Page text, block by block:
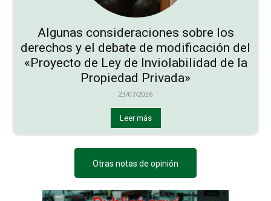
Algunas consideraciones sobre los
derechos y el debate de modificación del
«Proyecto de Ley de Inviolabilidad de la
Propiedad Privada»
23/07/2026
Leer más
Otras notas de opinión